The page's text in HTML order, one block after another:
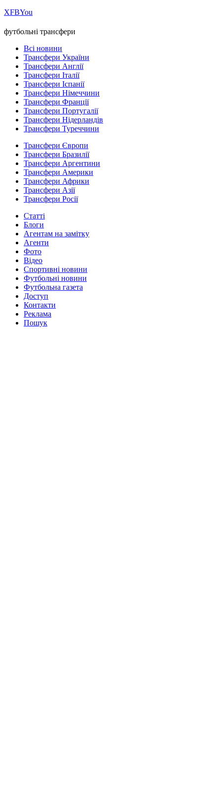
ХFBYou
футбольні трансфери
Всі новини
Трансфери України
Трансфери Англії
Трансфери Італії
Трансфери Іспанії
Трансфери Німеччини
Трансфери Франції
Трансфери Португалії
Трансфери Нідерландів
Трансфери Туреччини
Трансфери Європи
Трансфери Бразилії
Трансфери Аргентини
Трансфери Америки
Трансфери Африки
Трансфери Азії
Трансфери Росії
Статті
Блоги
Агентам на замітку
Агенти
Фото
Відео
Спортивні новини
Футбольні новини
Футбольна газета
Доступ
Контакти
Реклама
Пошук